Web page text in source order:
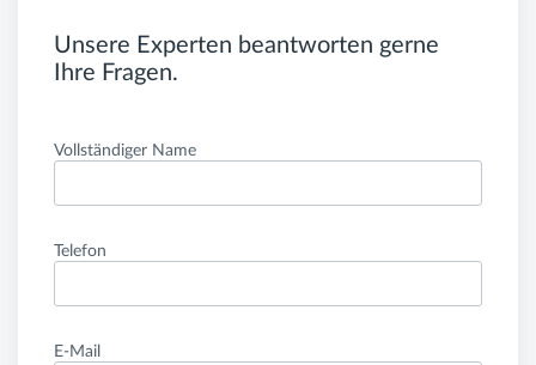
Unsere Experten beantworten gerne
Ihre Fragen.
Vollständiger Name
Telefon
E-Mail